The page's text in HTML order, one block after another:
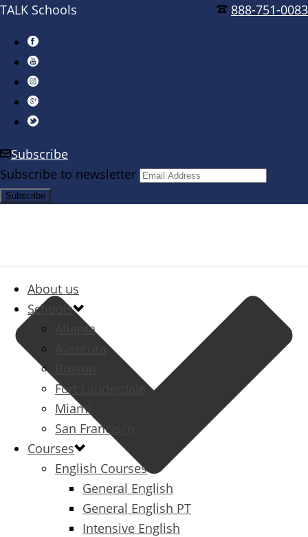
888-751-0083
TALK Schools
Subscribe
Subscribe to newsletter
About us
Schools
Atlanta
Aventura
Fort Lauderdale
Miami
San Francisco
Courses
English Courses
General English
General English PT
Intensive English